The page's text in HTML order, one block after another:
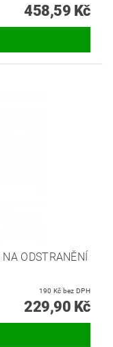
458,59 Kč
ODSTRANĚNÍ
190 Kč bez DPH
229,90 Kč